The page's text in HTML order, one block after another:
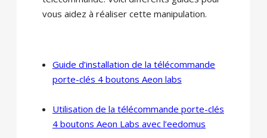
vous aidez à réaliser cette manipulation.
Guide d’installation de la télécommande
porte-clés 4 boutons Aeon labs
Utilisation de la télécommande porte-clés
4 boutons Aeon Labs avec l’eedomus